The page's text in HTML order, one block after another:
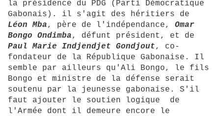
la présidence du PDG (Parti Démocratique
Gabonais). il s'agit des héritiers de
Léon Mba, père de l'indépendance, Omar
Bongo Ondimba, défunt président, et de
Paul Marie Indjendjet Gondjout, co-
fondateur de la République Gabonaise. Il
semble par ailleurs qu'Ali Bongo, le fils
Bongo et ministre de la défense serait
soutenu par la jeunesse gabonaise. S'il
faut ajouter le soutien logique de
l'Armée dont il demeure encore le